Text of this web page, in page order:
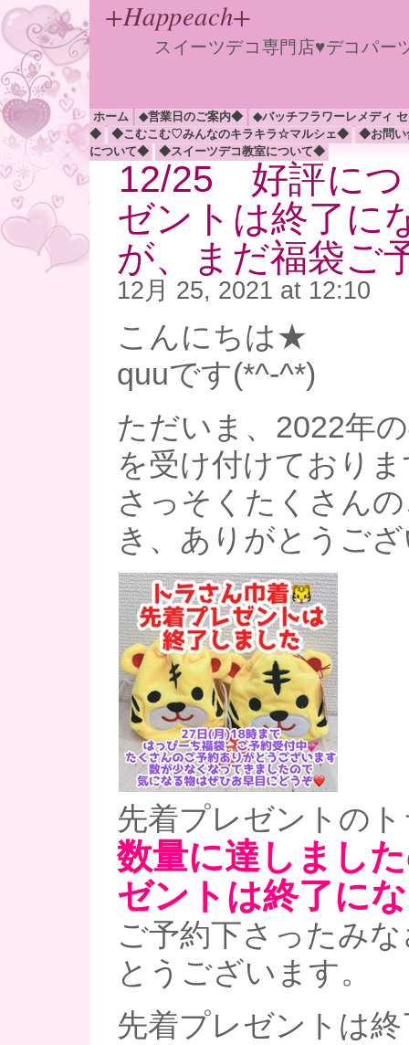
+Happeach+
スイーツデコ専門店♥デコパ
ホーム ◆営業日のご案内◆
◆バッチフラワーレメディ
◆
◆こむこむ♡みんなのキラキラ☆マルシェ◆
◆お問
について◆
◆スイーツデコ教室について◆
12/25 好評につ
ゼントは終了に
が、まだ福袋ご
12月 25, 2021 at 12:10
こんにちは★
quuです(*^-^*)
ただいま、2022年
を受け付けており
さっそくたくさん
き、ありがとうご
先着プレゼントの
数量に達しまし
ゼントは終了に
ご予約下さったみ
とうございます。
先着プレゼントは